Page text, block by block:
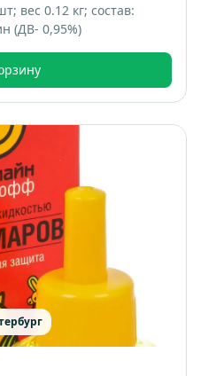
вес 0.12 кг; состав:
(ДВ- 0,95%)